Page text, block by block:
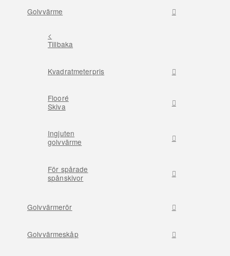
Golvvärme
<
Tillbaka
Kvadratmeterpris
Flooré
Skiva
Ingjuten
golvvärme
För spårade
spånskivor
Golvvärmerör
Golvvärmeskåp